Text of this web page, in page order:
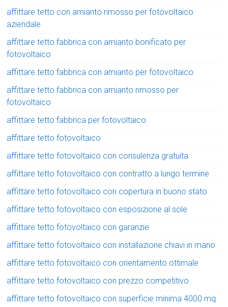
affittare tetto con amianto rimosso per fotovoltaico
aziendale
affittare tetto fabbrica con amianto bonificato per
fotovoltaico
affittare tetto fabbrica con amianto per fotovoltaico
affittare tetto fabbrica con amianto rimosso per
fotovoltaico
affittare tetto fabbrica per fotovoltaico
affittare tetto fotovoltaico
affittare tetto fotovoltaico con consulenza gratuita
affittare tetto fotovoltaico con contratto a lungo termine
affittare tetto fotovoltaico con copertura in buono stato
affittare tetto fotovoltaico con esposizione al sole
affittare tetto fotovoltaico con garanzie
affittare tetto fotovoltaico con installazione chiavi in mano
affittare tetto fotovoltaico con orientamento ottimale
affittare tetto fotovoltaico con prezzo competitivo
affittare tetto fotovoltaico con superficie minima 4000 mq